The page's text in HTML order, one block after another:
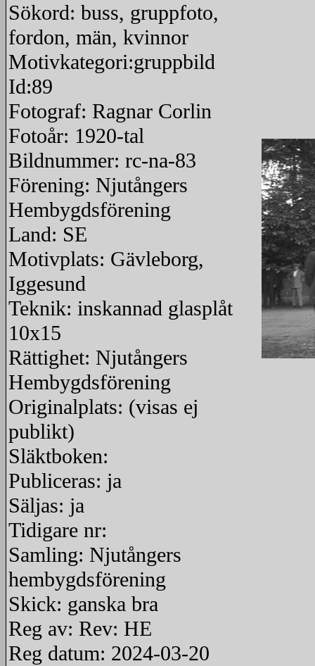
Sökord: buss, gruppfoto,
fordon, män, kvinnor
Motivkategori:gruppbild
Id:89
Fotograf: Ragnar Corlin
Fotoår: 1920-tal
Bildnummer: rc-na-83
Förening: Njutångers
Hembygdsförening
Land: SE
Motivplats: Gävleborg,
Iggesund
Teknik: inskannad glasplåt
10x15
Rättighet: Njutångers
Hembygdsförening
Originalplats: (visas ej
publikt)
Släktboken:
Publiceras: ja
Säljas: ja
Tidigare nr:
Samling: Njutångers
hembygdsförening
Skick: ganska bra
Reg av: Rev: HE
Reg datum: 2024-03-20